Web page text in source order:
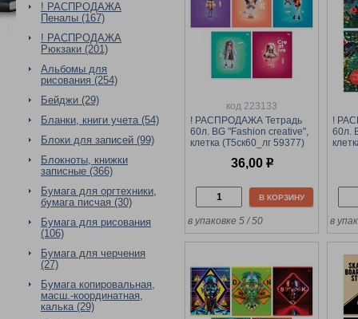
! РАСПРОДАЖА
Пеналы (167)
! РАСПРОДАЖА
Рюкзаки (201)
Альбомы для
рисования (254)
Бейджи (29)
Бланки, книги учета (54)
Блоки для записей (99)
Блокноты, книжки
записные (366)
Бумага для оргтехники,
бумага писчая (30)
Бумага для рисования
(106)
Бумага для черчения
(27)
Бумага копировальная,
масш.-координатная,
калька (29)
код 223133
! РАСПРОДАЖА Тетрадь
60л. BG "Fashion creative",
клетка (Т5ск60_лг 59377)
36,00 р
В КОРЗИНУ
в упаковке 5 / 50
!
60л.
в